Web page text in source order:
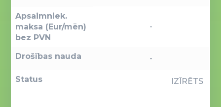
Apsaimniek.
maksa (Eur/mēn)
bez PVN
-
Drošības nauda -
Status IZĪRĒTS